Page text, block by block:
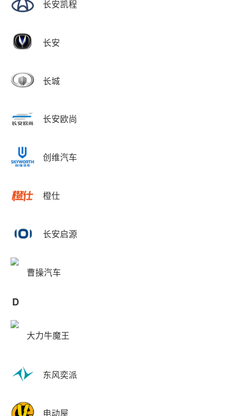
长安凯程
长安
长城
长安欧尚
创维汽车
橙仕
长安启源
曹操汽车
D
大力牛魔王
东风奕派
电动屋